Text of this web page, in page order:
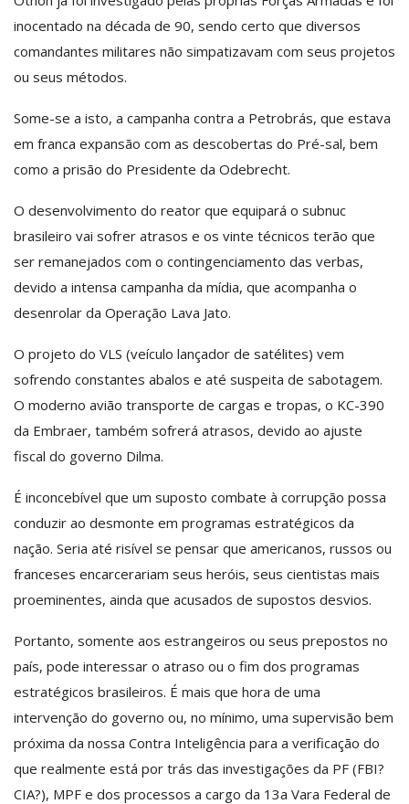
inocentado na década de 90, sendo certo que diversos
comandantes militares não simpatizavam com seus projetos
ou seus métodos.
Some-se a isto, a campanha contra a Petrobrás, que estava
em franca expansão com as descobertas do Pré-sal, bem
como a prisão do Presidente da Odebrecht.
O desenvolvimento do reator que equipará o subnuc
brasileiro vai sofrer atrasos e os vinte técnicos terão que
ser remanejados com o contingenciamento das verbas,
devido a intensa campanha da mídia, que acompanha o
desenrolar da Operação Lava Jato.
O projeto do VLS (veículo lançador de satélites) vem
sofrendo constantes abalos e até suspeita de sabotagem.
O moderno avião transporte de cargas e tropas, o KC-390
da Embraer, também sofrerá atrasos, devido ao ajuste
fiscal do governo Dilma.
É inconcebível que um suposto combate à corrupção possa
conduzir ao desmonte em programas estratégicos da
nação. Seria até risível se pensar que americanos, russos ou
franceses encarcerariam seus heróis, seus cientistas mais
proeminentes, ainda que acusados de supostos desvios.
Portanto, somente aos estrangeiros ou seus prepostos no
país, pode interessar o atraso ou o fim dos programas
estratégicos brasileiros. É mais que hora de uma
intervenção do governo ou, no mínimo, uma supervisão bem
próxima da nossa Contra Inteligência para a verificação do
que realmente está por trás das investigações da PF (FBI?
CIA?), MPF e dos processos a cargo da 13a Vara Federal de